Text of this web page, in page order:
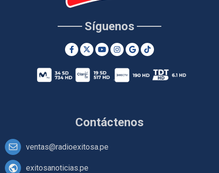
Contáctenos
ventas@radioexitosa.pe
exitosanoticias.pe
Síguenos